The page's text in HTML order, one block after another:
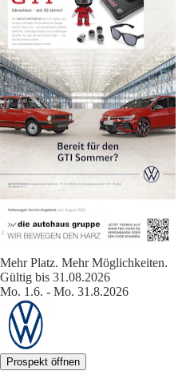
Mehr Platz. Mehr Möglichkeiten.
Gültig bis 31.08.2026
Mo. 1.6. - Mo. 31.8.2026
Prospekt öffnen